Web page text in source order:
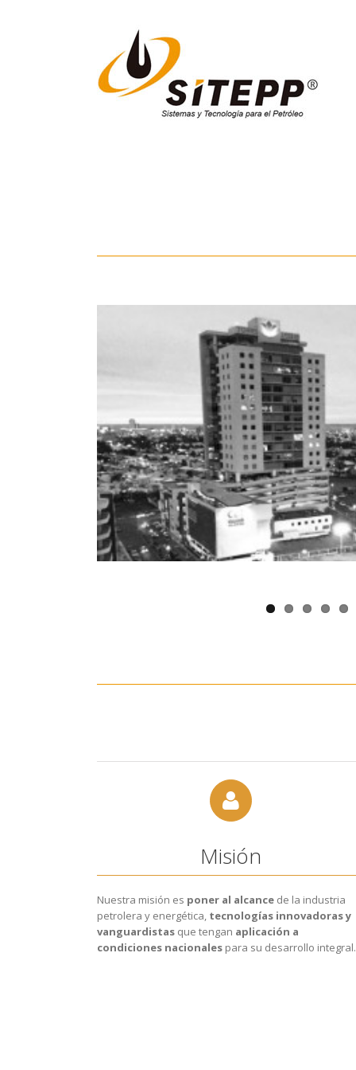
Misión
Nuestra misión es poner al alcance de la industria
petrolera y energética, tecnologías innovadoras y
vanguardistas que tengan aplicación a
condiciones nacionales para su desarrollo integral.